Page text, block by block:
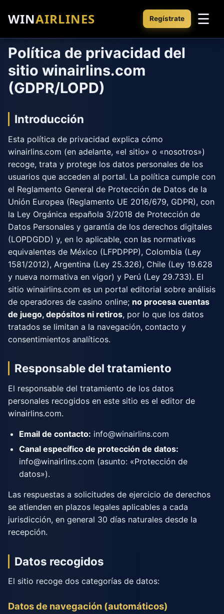
WINAIRLINES Regístrate ☰
Política de privacidad del
sitio winairlins.com
(GDPR/LOPD)
Introducción
Esta política de privacidad explica cómo
winairlins.com (en adelante, «el sitio» o «nosotros»)
recoge, trata y protege los datos personales de los
usuarios que acceden al portal. La política cumple con
el Reglamento General de Protección de Datos de la
Unión Europea (Reglamento UE 2016/679, GDPR), con
la Ley Orgánica española 3/2018 de Protección de
Datos Personales y garantía de los derechos digitales
(LOPDGDD) y, en lo aplicable, con las normativas
equivalentes de México (LFPDPPP), Colombia (Ley
1581/2012), Argentina (Ley 25.326), Chile (Ley 19.628
y nueva normativa en vigor) y Perú (Ley 29.733). El
sitio winairlins.com es un portal editorial sobre análisis
de operadores de casino online; no procesa cuentas
de juego, depósitos ni retiros, por lo que los datos
tratados se limitan a la navegación, contacto y
consentimientos analíticos.
Responsable del tratamiento
El responsable del tratamiento de los datos
personales recogidos en este sitio es el editor de
winairlins.com.
Email de contacto: info@winairlins.com
Canal específico de protección de datos:
info@winairlins.com (asunto: «Protección de
datos»).
Las respuestas a solicitudes de ejercicio de derechos
se atienden en plazos legales aplicables a cada
jurisdicción, en general 30 días naturales desde la
recepción.
Datos recogidos
El sitio recoge dos categorías de datos:
Datos de navegación (automáticos)